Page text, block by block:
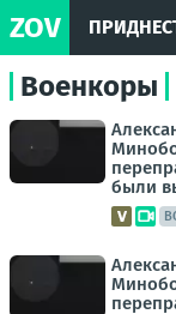
ZOV
Военкоры
были